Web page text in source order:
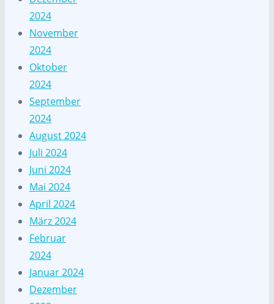
2024
November
2024
Oktober
2024
September
2024
August 2024
Juli 2024
Juni 2024
Mai 2024
April 2024
März 2024
Februar
2024
Januar 2024
Dezember